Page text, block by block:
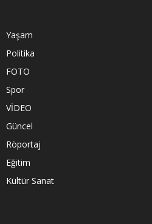
Yaşam
Politika
FOTO
Spor
VİDEO
Güncel
Röportaj
Eğitim
Kültür Sanat